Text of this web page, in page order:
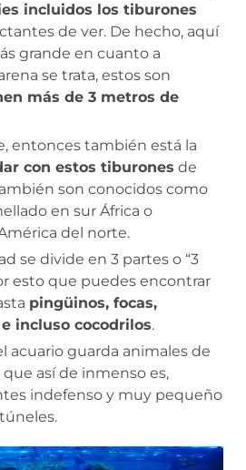
incluidos los tiburones
de ver. De hecho, aquí
grande en cuanto a
se trata, estos son
más de 3 metros de
entonces también está la
con estos tiburones de
son conocidos como
en sur África o
del norte.
se divide en 3 partes o “3
esto que puedes encontrar
pingüinos, focas,
incluso cocodrilos.
acuario guarda animales de
así de inmenso es,
indefenso y muy pequeño